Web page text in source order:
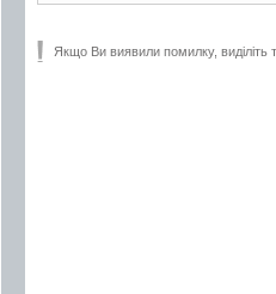
Якщо Ви виявили помилку, виділіть